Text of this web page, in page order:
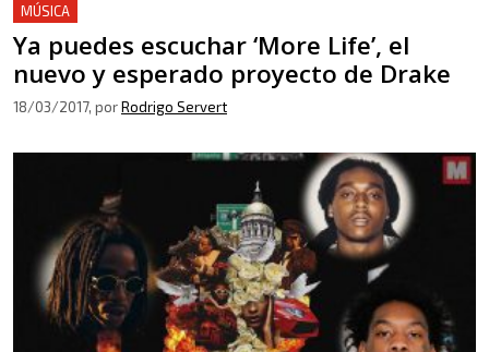
MÚSICA
Ya puedes escuchar ‘More Life’, el
nuevo y esperado proyecto de Drake
18/03/2017, porRodrigo Servert